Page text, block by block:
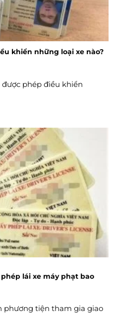
khiển những loại xe nào?
phép điều khiển
lái xe máy phạt bao
phương tiện tham gia giao